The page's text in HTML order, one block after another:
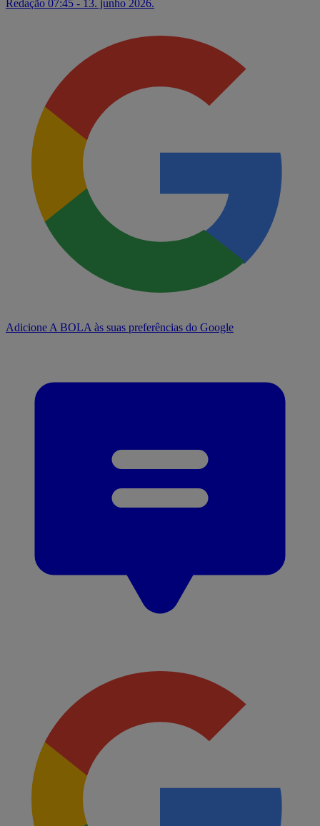
Redação 07:45 - 13. junho 2026.
Adicione A BOLA às suas preferências do Google